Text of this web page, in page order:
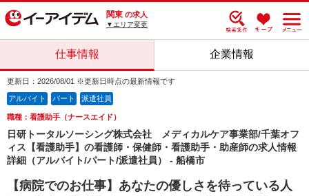
関東 の求人
▼エリア変更
仕事情報 企業情報
更新日：2026/08/01 ※更新日時点の最新情報です
アルバイト パート 派遣社員
職種：看護助手（ナースエイド）
日研トータルソーシング株式会社 メディカルケア事業部/千葉オフ
ィス【看護助手】の看護師・保健師・看護助手・助産師の求人情報
詳細（アルバイト/パート/派遣社員） - 船橋市
【病院でのお仕事】あなたの優しさを待っている人